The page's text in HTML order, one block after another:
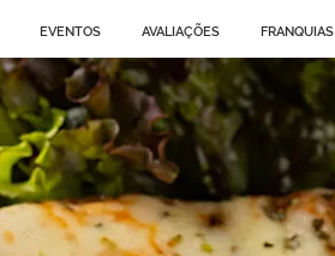
EVENTOS AVALIAÇÕES FRANQUIAS